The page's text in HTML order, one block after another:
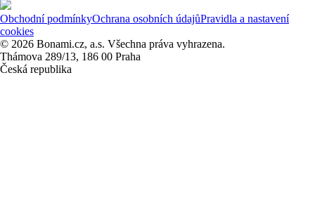
Obchodní podmínkyOchrana osobních údajůPravidla a nastavení
cookies
© 2026 Bonami.cz, a.s. Všechna práva vyhrazena.
Thámova 289/13, 186 00 Praha
Česká republika